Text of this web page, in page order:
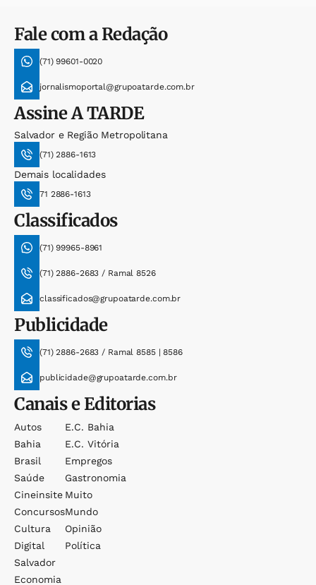
Fale com a Redação
(71) 99601-0020
jornalismoportal@grupoatarde.com.br
AssineA TARDE
Salvador e Região Metropolitana
(71) 2886-1613
Demais localidades
71 2886-1613
Classificados
(71) 99965-8961
(71) 2886-2683 / Ramal 8526
classificados@grupoatarde.com.br
Publicidade
(71) 2886-2683 / Ramal 8585 | 8586
publicidade@grupoatarde.com.br
Canais e Editorias
Autos
Bahia
Brasil
Saúde
Cineinsite
Concursos
Cultura
Digital
Salvador
Economia
E.c. Bahia
E.c. Vitória
Empregos
Gastronomia
Muito
Mundo
Opinião
Política